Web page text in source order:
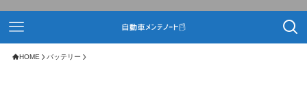
HOME バッテリー